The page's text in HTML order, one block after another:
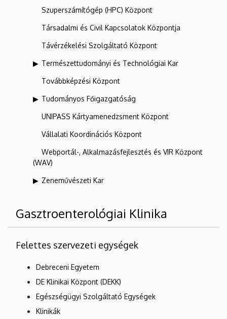
Szuperszámítógép (HPC) Központ
Társadalmi és Civil Kapcsolatok Központja
Távérzékelési Szolgáltató Központ
Természettudományi és Technológiai Kar
Továbbképzési Központ
Tudományos Főigazgatóság
UNIPASS Kártyamenedzsment Központ
Vállalati Koordinációs Központ
Webportál-, Alkalmazásfejlesztés és VIR Központ
(WAV)
Zeneművészeti Kar
Gasztroenterológiai Klinika
Felettes szervezeti egységek
Debreceni Egyetem
DE Klinikai Központ (DEKK)
Egészségügyi Szolgáltató Egységek
Klinikák